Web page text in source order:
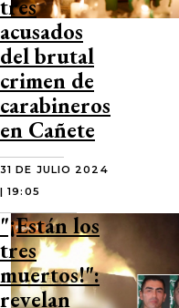
tres
acusados
del brutal
crimen de
carabineros
en Cañete
31 DE JULIO 2024
| 19:05
"¡Están los
tres
muertos!":
revelan